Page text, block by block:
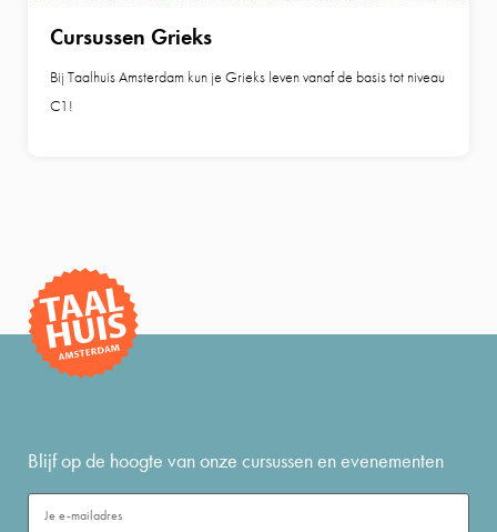
Cursussen Grieks
Bij Taalhuis Amsterdam kun je Grieks leven vanaf de basis tot niveau
C1!
Blijf op de hoogte van onze cursussen en evenementen